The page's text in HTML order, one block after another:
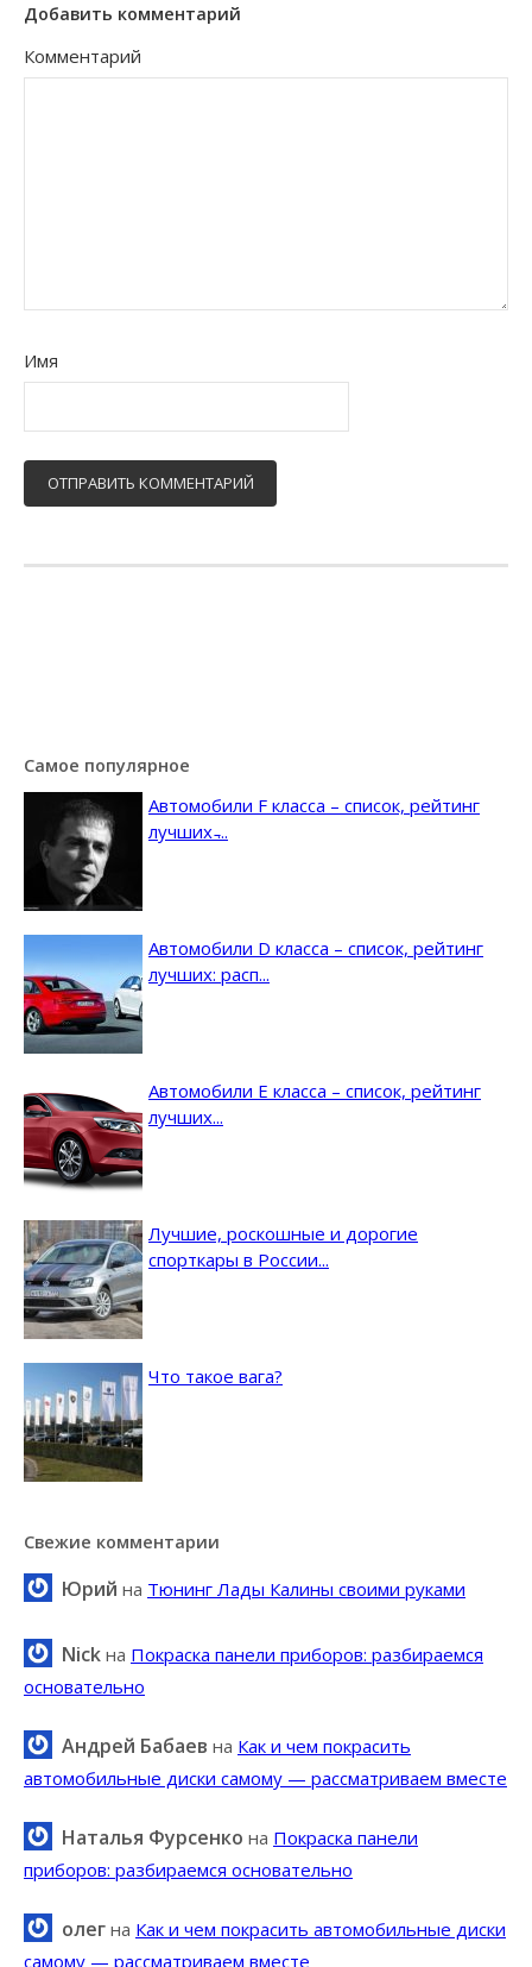
Добавить комментарий
Комментарий
Имя
Самое популярное
Автомобили F класса – список, рейтинг
лучших ̵...
Автомобили D класса – список, рейтинг
лучших: расп...
Автомобили E класса – список, рейтинг
лучших...
Лучшие, роскошные и дорогие
спорткары в России...
Что такое вага?
Свежие комментарии
Юрий на Тюнинг Лады Калины своими руками
Nick на Покраска панели приборов: разбираемся
основательно
Андрей Бабаев на Как и чем покрасить
автомобильные диски самому — рассматриваем вместе
Наталья Фурсенко на Покраска панели
приборов: разбираемся основательно
олег на Как и чем покрасить автомобильные диски
самому — рассматриваем вместе